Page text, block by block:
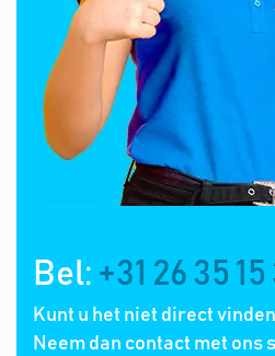
Bel: +31 26 35 15
Kunt u het niet direct
Neem dan contact met ons